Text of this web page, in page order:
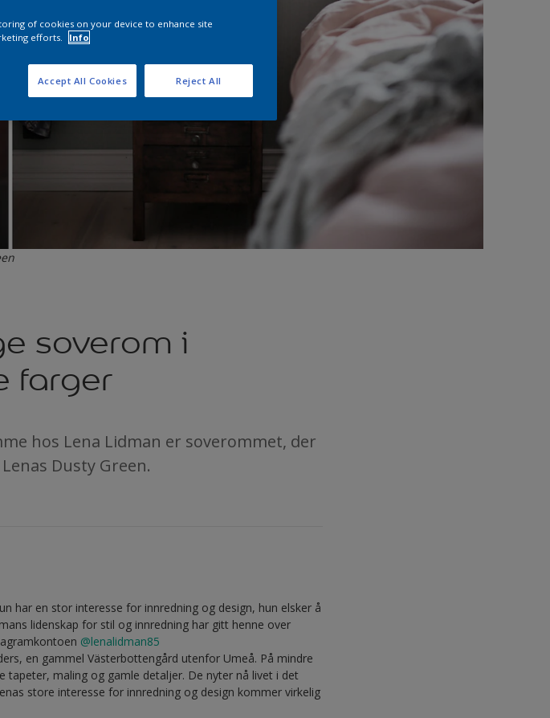
soverom i
farger
hos Lena Lidman er soverommet, der
Dusty Green.
har en stor interesse for innredning og design, hun elsker å
lidenskap for stil og innredning har gitt henne over
@lenalidman85
en gammel Västerbottengård utenfor Umeå. På mindre
maling og gamle detaljer. De nyter nå livet i det
store interesse for innredning og design kommer virkelig
of cookies on your device to enhance site
efforts.
Info
Reject All
Accept All Cookies